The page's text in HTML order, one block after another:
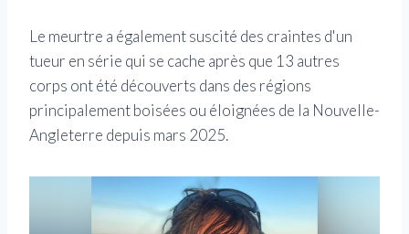
Le meurtre a également suscité des craintes d'un
tueur en série qui se cache après que 13 autres
corps ont été découverts dans des régions
principalement boisées ou éloignées de la Nouvelle-
Angleterre depuis mars 2025.